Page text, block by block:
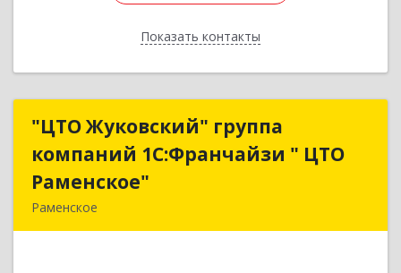
Показать контакты
Назад
"ЦТО Жуковский" группа
компаний 1С:Франчайзи " ЦТО
Раменское"
Раменское
"ЦТО Жуковский" группа
компаний 1С:Франчайзи " ЦТО